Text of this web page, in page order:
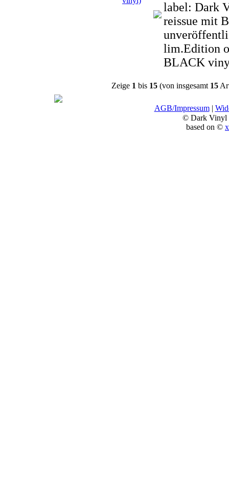
label: Dark
reissue mit
lim.Edition
BLACK
Zeige 1 bis 15 (von insgesamt 15
AGB/Impressum|
© Dark Vinyl
based on ©